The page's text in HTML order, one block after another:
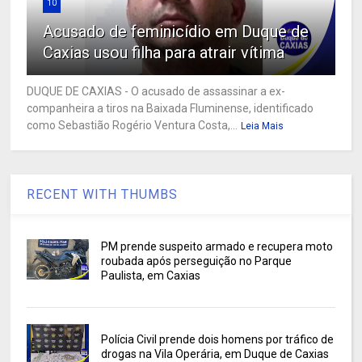
10
Acusado de feminicídio em Duque de
Caxias usou filha para atrair vítima
DUQUE DE CAXIAS - O acusado de assassinar a ex-
companheira a tiros na Baixada Fluminense, identificado
como Sebastião Rogério Ventura Costa,...
Leia Mais
RECENT WITH THUMBS
PM prende suspeito armado e recupera moto
roubada após perseguição no Parque
Paulista, em Caxias
Polícia Civil prende dois homens por tráfico de
drogas na Vila Operária, em Duque de Caxias